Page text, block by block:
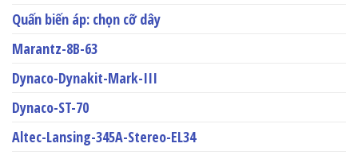
Quấn biến áp: chọn cỡ dây
Marantz-8B-63
Dynaco-Dynakit-Mark-III
Dynaco-ST-70
Altec-Lansing-345A-Stereo-EL34